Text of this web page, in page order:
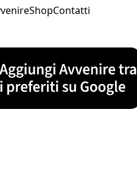
ShopContatti